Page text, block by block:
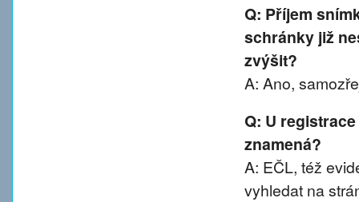
Q: Příjem
schránky již
zvýšit?
A: Ano,
Q: U
znamená?
A: EČL, též
vyhledat na